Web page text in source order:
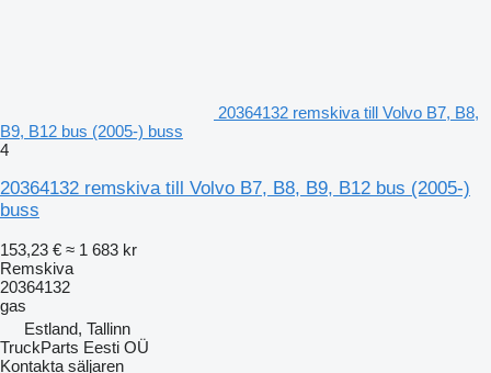
20364132 remskiva till Volvo B7, B8,
B9, B12 bus (2005-) buss
4
20364132 remskiva till Volvo B7, B8, B9, B12 bus (2005-)
buss
153,23 € ≈ 1 683 kr
Remskiva
20364132
gas
Estland, Tallinn
TruckParts Eesti OÜ
Kontakta säljaren